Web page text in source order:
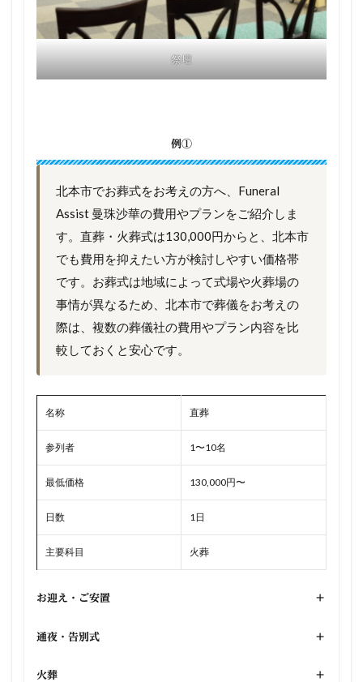
祭壇
例①
北本市でお葬式をお考えの方へ、Funeral
Assist 曼珠沙華の費用やプランをご紹介しま
す。直葬・火葬式は130,000円からと、北本市
でも費用を抑えたい方が検討しやすい価格帯
です。お葬式は地域によって式場や火葬場の
事情が異なるため、北本市で葬儀をお考えの
際は、複数の葬儀社の費用やプラン内容を比
較しておくと安心です。
名称 直葬
参列者 1〜10名
最低価格 130,000円〜
日数 1日
主要科目 火葬
お迎え・ご安置 +
通夜・告別式 +
火葬
+